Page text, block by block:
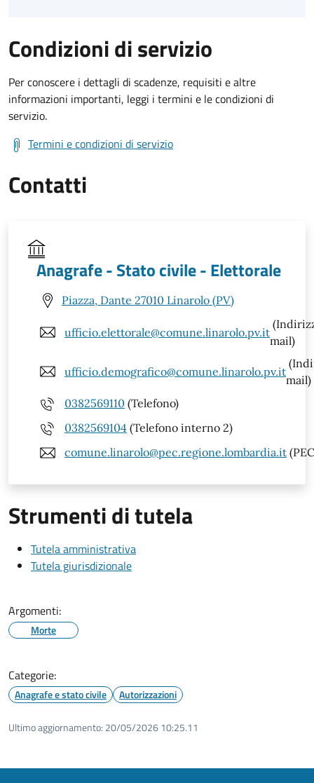
Condizioni di servizio
Per conoscere i dettagli di scadenze, requisiti e altre
informazioni importanti, leggi i termini e le condizioni di
servizio.
Termini e condizioni di servizio
Contatti
Anagrafe - Stato civile - Elettorale
Piazza, Dante 27010 Linarolo (PV)
ufficio.elettorale@comune.linarolo.pv.it
mail)
ufficio.demografico@comune.linarolo.pv.it
mail)
0382569110 (Telefono)
0382569104 (Telefono interno 2)
comune.linarolo@pec.regione.lombardia.it
Strumenti di tutela
Tutela amministrativa
Tutela giurisdizionale
Argomenti:
Morte
Categorie:
Anagrafe e stato civile Autorizzazioni
Ultimo aggiornamento: 20/05/2026 10:25.11